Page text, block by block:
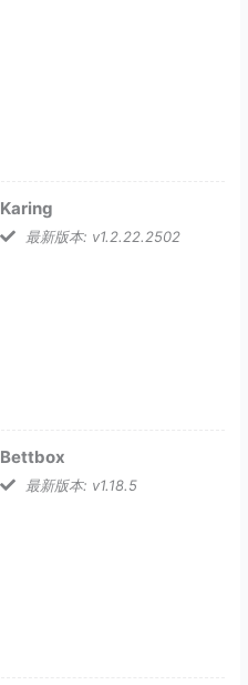
Karing
最新版本: v1.2.22.2502
Bettbox
最新版本: v1.18.5